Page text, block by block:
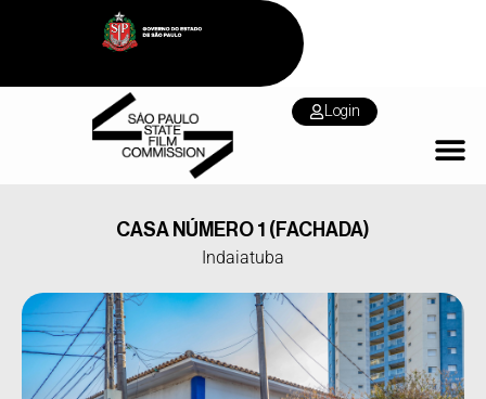
Login
CASA NÚMERO 1 (FACHADA)
Indaiatuba